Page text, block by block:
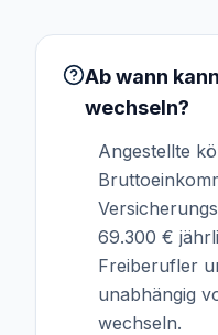
Ab wann
wechseln?
Angestellte
69.300 €
Freiberufler
unabhängig
wechseln.